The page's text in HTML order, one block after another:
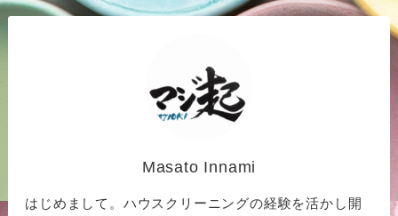
Masato Innami
はじめまして。ハウスクリーニングの経験を活かし開